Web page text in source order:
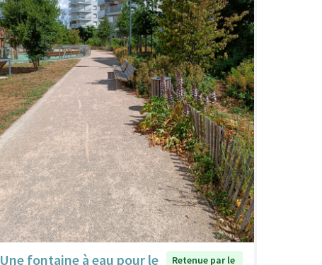
Une fontaine à eau pour le Retenue par le